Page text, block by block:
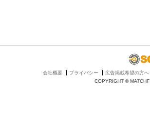
会社概要 プライバシー
広告掲載希望の方へ
COPYRIGHT ©